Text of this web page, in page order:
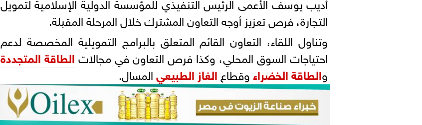
التجارة، فرص تعزيز أوجه التعاون المشترك خلال المرحلة المقبلة.
وتناول اللقاء، التعاون القائم المتعلق بالبرامج التمويلية المخصصة لدعم
احتياجات السوق المحلي، وكذا فرص التعاون في مجالاتالطاقة المتجددة
والطاقة الخضراءوقطاع الغاز الطبيعيالمسال.